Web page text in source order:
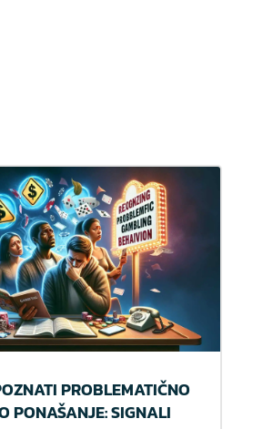
PROBLEMATIČNO
PONAŠANJE: SIGNALI